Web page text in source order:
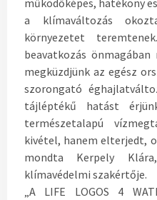
működőképes, hatékony
a klímaváltozás
környezetet
beavatkozás
megküzdjünk az egész
szorongató
tájléptékű hatást
természetalapú
kivétel, hanem elterjedt,
mondta Kerpely
klímavédelmi szakértője.
„A LIFE LOGOS 4